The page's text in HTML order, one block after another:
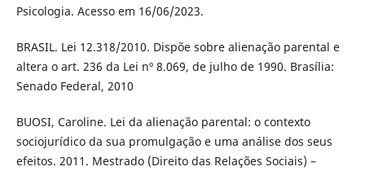
Psicologia. Acesso em 16/06/2023.
BRASIL. Lei 12.318/2010. Dispõe sobre alienação parental e
altera o art. 236 da Lei nº 8.069, de julho de 1990. Brasília:
Senado Federal, 2010
BUOSI, Caroline. Lei da alienação parental: o contexto
sociojurídico da sua promulgação e uma análise dos seus
efeitos. 2011. Mestrado (Direito das Relações Sociais) –